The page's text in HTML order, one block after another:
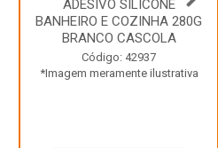
ADESIVO SILICONE
BANHEIRO E COZINHA 280G
BRANCO CASCOLA
Código: 42937
*Imagem meramente ilustrativa